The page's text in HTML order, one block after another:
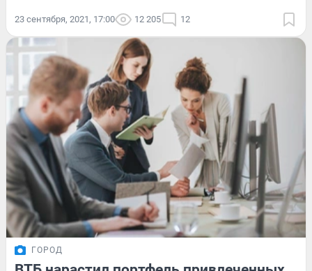
23 сентября, 2021, 17:00 12 205 12
ГОРОД